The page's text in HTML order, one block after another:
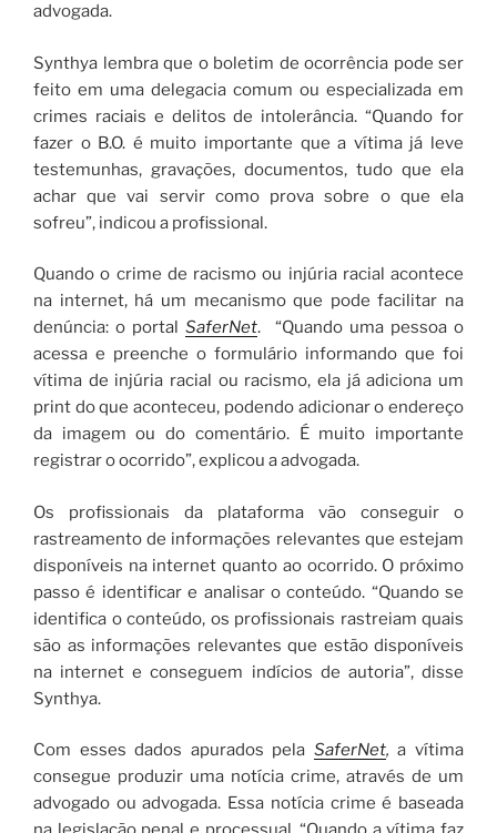
advogada.
Synthya lembra que o boletim de ocorrência pode ser
feito em uma delegacia comum ou especializada em
crimes raciais e delitos de intolerância. “Quando for
fazer o B.O. é muito importante que a vítima já leve
testemunhas, gravações, documentos, tudo que ela
achar que vai servir como prova sobre o que ela
sofreu”, indicou a profissional.
Quando o crime de racismo ou injúria racial acontece
na internet, há um mecanismo que pode facilitar na
denúncia: o portalSaferNet. “Quando uma pessoa o
acessa e preenche o formulário informando que foi
vítima de injúria racial ou racismo, ela já adiciona um
print do que aconteceu, podendo adicionar o endereço
da imagem ou do comentário. É muito importante
registrar o ocorrido”, explicou a advogada.
Os profissionais da plataforma vão conseguir o
rastreamento de informações relevantes que estejam
disponíveis na internet quanto ao ocorrido. O próximo
passo é identificar e analisar o conteúdo. “Quando se
identifica o conteúdo, os profissionais rastreiam quais
são as informações relevantes que estão disponíveis
na internet e conseguem indícios de autoria”, disse
Synthya.
Com esses dados apurados pela SaferNet, a vítima
consegue produzir uma notícia crime, através de um
advogado ou advogada. Essa notícia crime é baseada